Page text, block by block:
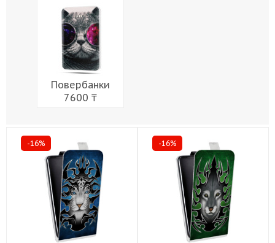
Повербанки
7600 ₸
-16% -16%